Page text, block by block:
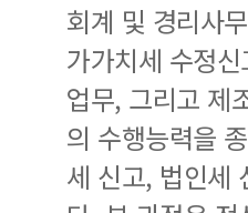
회계 및 경리사
가가치세 수정
업무, 그리고 제
의 수행능력을
세 신고, 법인세